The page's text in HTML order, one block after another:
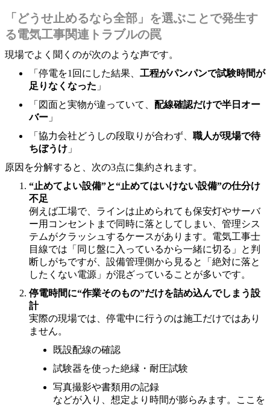
「どうせ止めるなら全部」を選ぶことで発生す
る電気工事関連トラブルの罠
現場でよく聞くのが次のような声です。
「停電を1回にした結果、 工程がパンパンで試験時間が
足りなくなった 」
「図面と実物が違っていて、 配線確認だけで半日オー
バー 」
「協力会社どうしの段取りが合わず、 職人が現場で待
ちぼうけ 」
原因を分解すると、次の3点に集約されます。
“止めてよい設備”と“止めてはいけない設備”の仕分け
不足
例えば工場で、ラインは止められても保安灯やサーバ
ー用コンセントまで同時に落としてしまい、管理シス
テムがクラッシュするケースがあります。電気工事士
目線では「同じ盤に入っているから一緒に切る」と判
断しがちですが、設備管理側から見ると「絶対に落と
したくない電源」が混ざっていることが多いです。
停電時間に“作業そのもの”だけを詰め込んでしまう設
計
実際の現場では、停電中に行うのは施工だけではあり
ません。
既設配線の確認
試験器を使った絶縁・耐圧試験
写真撮影や書類用の記録
などが入り、想定より時間が膨らみます。ここを